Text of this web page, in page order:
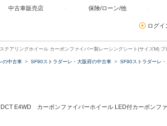
中古車販売店 保険/ローン/他
ログイ
アリングホイール カーボンファイバー製レーシングシート(サイズM)
の中古車 SF90ストラダーレ・大阪府の中古車
SF90ストラダーレ
DCT E4WD カーボンファイバーホイール LED付カーボンフ